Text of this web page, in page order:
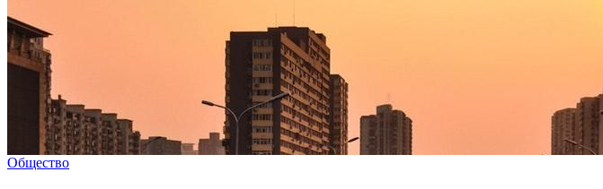
Общество